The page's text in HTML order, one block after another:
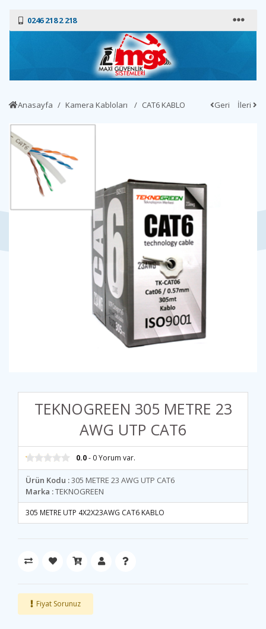
0246 218 2 218
Anasayfa Kamera Kabloları CAT6 KABLO Geri İleri
TEKNOGREEN 305 METRE 23
AWG UTP CAT6
0.0- 0 Yorum var.
Ürün Kodu :305 METRE 23 AWG UTP CAT6
Marka :TEKNOGREEN
305 METRE UTP 4X2X23AWG CAT6 KABLO
Fiyat Sorunuz